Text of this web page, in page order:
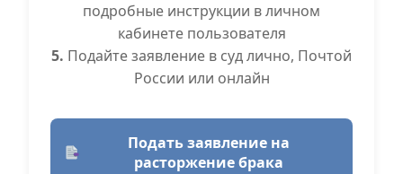
подробные инструкции в личном
кабинете пользователя
5. Подайте заявление в суд лично, Почтой
России или онлайн
Подать заявление на
расторжение брака